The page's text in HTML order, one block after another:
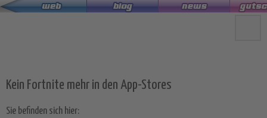
Zum
Kein Fortnite mehr in den App-Stores
Sie befinden sich hier: